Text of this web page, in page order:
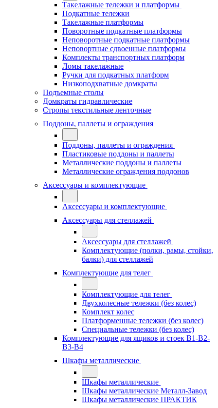
Такелажные тележки и платформы
Подкатные тележки
Такелажные платформы
Поворотные подкатные платформы
Неповоротные подкатные платформы
Неповортные сдвоенные платформы
Комплекты транспортных платформ
Ломы такелажные
Ручки для подкатных платформ
Низкоподхватные домкраты
Подъемные столы
Домкраты гидравлические
Стропы текстильные ленточные
Поддоны, паллеты и ограждения
Поддоны, паллеты и ограждения
Пластиковые поддоны и паллеты
Металлические поддоны и паллеты
Металлические ограждения поддонов
Аксессуары и комплектующие
Аксессуары и комплектующие
Аксессуары для стеллажей
Аксессуары для стеллажей
Комплектующие (полки, рамы, стойки,
балки) для стеллажей
Комплектующие для телег
Комплектующие для телег
Двухколесные тележки (без колес)
Комплект колес
Платформенные тележки (без колес)
Специальные тележки (без колес)
Комплектующие для ящиков и стоек В1-В2-
В3-В4
Шкафы металлические
Шкафы металлические
Шкафы металлические Металл-Завод
Шкафы металлические ПРАКТИК